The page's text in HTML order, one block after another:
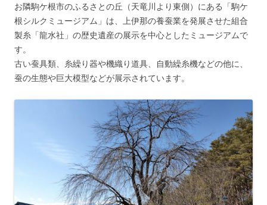
お隣駒ケ根市のふるさとの丘（天竜川より東側）にある「駒ケ
根シルクミュージアム」は、上伊那の養蚕業を発展させた組合
製糸「龍水社」の歴史遺産の展示を中心としたミュージアムで
す。
古い蚕具類、糸繰り器や機織り道具、自動繰糸機などの他に、
蚕の生態や巨大模型などが展示されています。